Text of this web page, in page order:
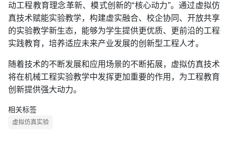
动工程教育理念革新、模式创新的“核心动力”。通过虚拟仿
真技术赋能实验教学，构建虚实融合、校企协同、开放共享
的实验教学新生态，能够为学生提供更优质、更前沿的工程
实践教育，培养适应未来产业发展的创新型工程人才。
随着技术的不断发展和应用场景的不断拓展，虚拟仿真技术
将在机械工程实验教学中发挥更加重要的作用，为工程教育
创新提供强大动力。
相关标签
虚拟仿真实验